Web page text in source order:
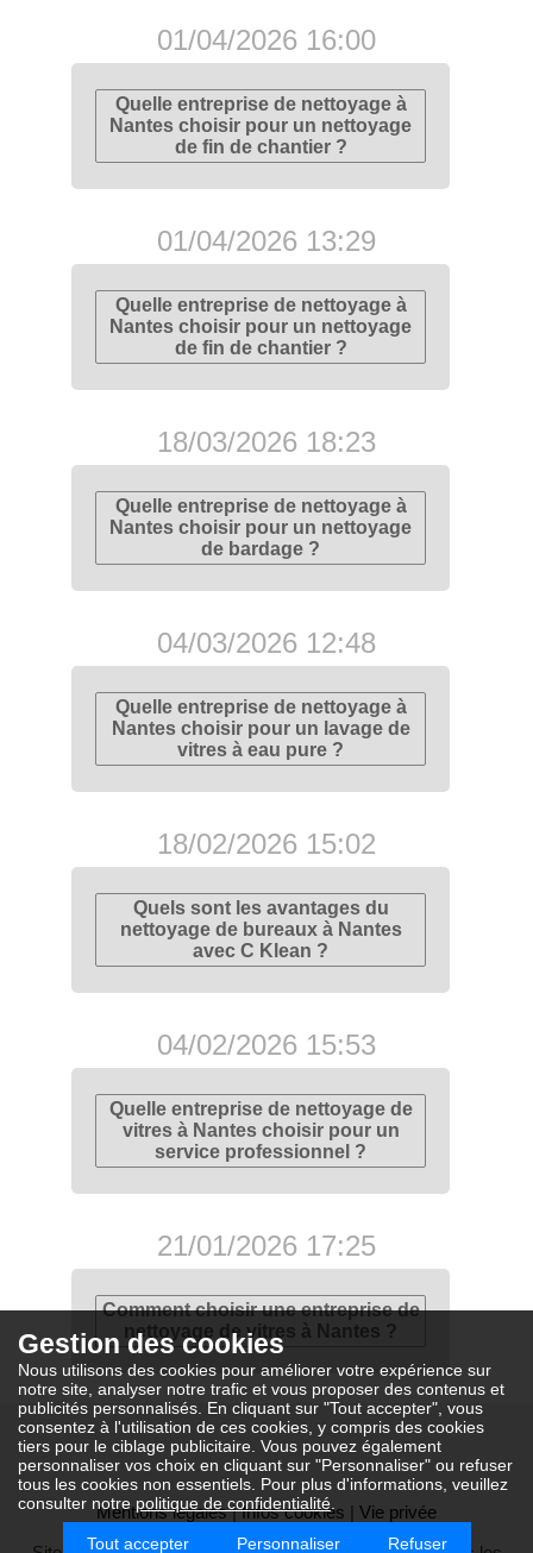
Gestion des cookies
Nous utilisons des cookies pour améliorer votre expérience sur
notre site, analyser notre trafic et vous proposer des contenus et
publicités personnalisés. En cliquant sur "Tout accepter", vous
consentez à l'utilisation de ces cookies, y compris des cookies
tiers pour le ciblage publicitaire. Vous pouvez également
personnaliser vos choix en cliquant sur "Personnaliser" ou refuser
tous les cookies non essentiels. Pour plus d'informations, veuillez
consulter notrepolitique de confidentialité
Tout accepter Personnaliser Refuser
01/04/2026 16:00
Quelle entreprise de nettoyage à
Nantes choisir pour un nettoyage
de fin de chantier ?
01/04/2026 13:29
Quelle entreprise de nettoyage à
Nantes choisir pour un nettoyage
de fin de chantier ?
18/03/2026 18:23
Quelle entreprise de nettoyage à
Nantes choisir pour un nettoyage
de bardage ?
04/03/2026 12:48
Quelle entreprise de nettoyage à
Nantes choisir pour un lavage de
vitres à eau pure ?
18/02/2026 15:02
Quels sont les avantages du
nettoyage de bureaux à Nantes
avec C Klean ?
04/02/2026 15:53
Quelle entreprise de nettoyage de
vitres à Nantes choisir pour un
service professionnel ?
21/01/2026 17:25
Comment choisir une entreprise de
nettoyage de vitres à Nantes ?
Mentions légales|Infos cookies | Vie privée